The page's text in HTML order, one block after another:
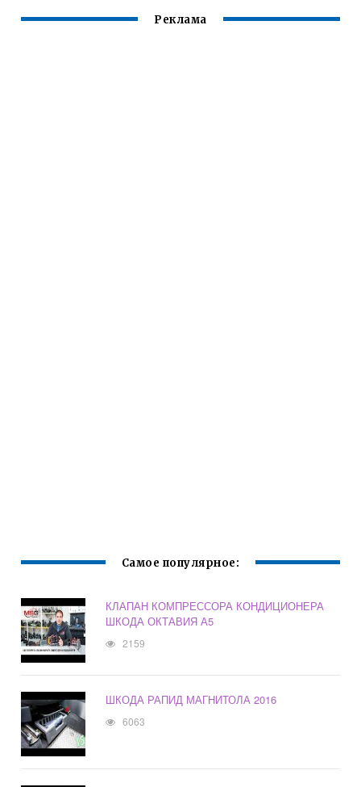
Реклама
Самое популярное:
КЛАПАН КОМПРЕССОРА КОНДИЦИОНЕРА
ШКОДА ОКТАВИЯ А5
2159
ШКОДА РАПИД МАГНИТОЛА 2016
6063